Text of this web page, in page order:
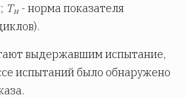
Тн- норма показателя
выдержавшим испытание,
испытаний было обнаружено